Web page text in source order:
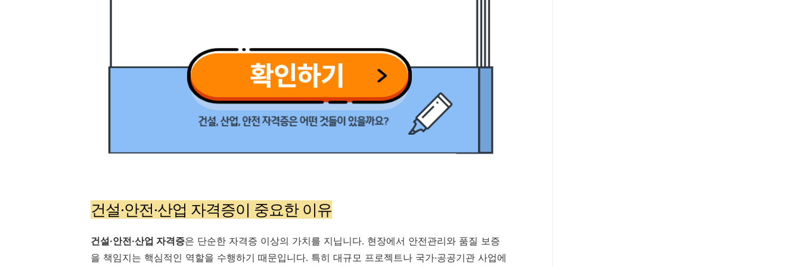
건설·안전·산업 자격증이 중요한 이유
건설·안전·산업 자격증은 단순한 자격증 이상의 가치를 지닙니다. 현장에서 안전관리와 품질 보증
을 책임지는 핵심적인 역할을 수행하기 때문입니다. 특히 대규모 프로젝트나 국가·공공기관 사업에